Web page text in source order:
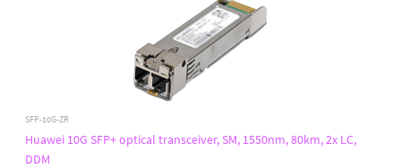
SFP-10G-ZR
Huawei 10G SFP+ optical transceiver, SM, 1550nm, 80km, 2x LC,
DDM